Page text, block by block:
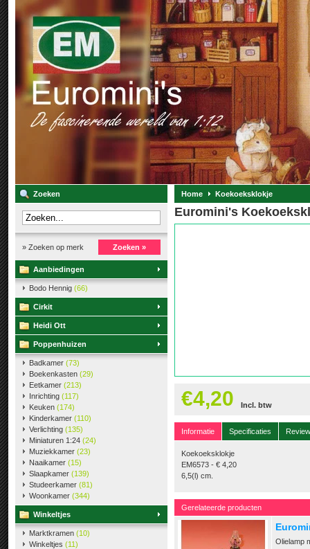
Zoeken
» Zoeken op merk Zoeken »
Aanbiedingen
Bodo Hennig (66)
Cirkit
Heidi Ott
Poppenhuizen
Badkamer (73)
Boekenkasten (29)
Eetkamer (213)
Inrichting (117)
Keuken (174)
Kinderkamer (110)
Verlichting (135)
Miniaturen 1:24 (24)
Muziekkamer (23)
Naaikamer (15)
Slaapkamer (139)
Studeerkamer (81)
Woonkamer (344)
Winkeltjes
Marktkramen (10)
Winkeltjes (11)
Home Koekoeksklokje
Euromini's
€4,20 Incl. btw
Informatie Specificaties
Koekoeksklokje
EM6573 - € 4,20
6,5(l) cm.
Gerelateerde producten
Olielamp